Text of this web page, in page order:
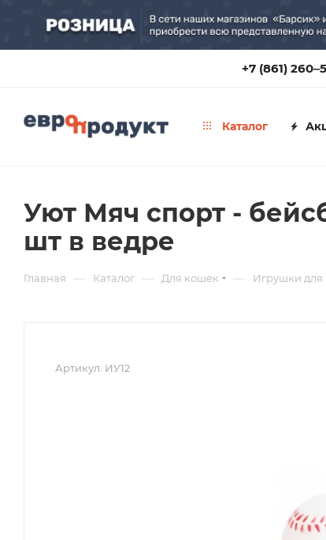
+7 (861)
Каталог
Уют Мяч спорт -
шт в ведре
Главная — Каталог — Для кошек — Игрушки для
Артикул: ИУ12